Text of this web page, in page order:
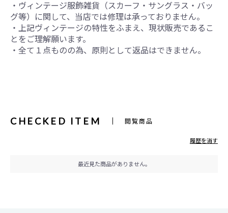
・ヴィンテージ服飾雑貨（スカーフ・サングラス・バッ
グ等）に関して、当店では修理は承っておりません。
・上記ヴィンテージの特性をふまえ、現状販売であるこ
とをご理解願います。
・全て１点ものの為、原則として返品はできません。
CHECKED ITEM 閲覧商品
履歴を消す
最近見た商品がありません。